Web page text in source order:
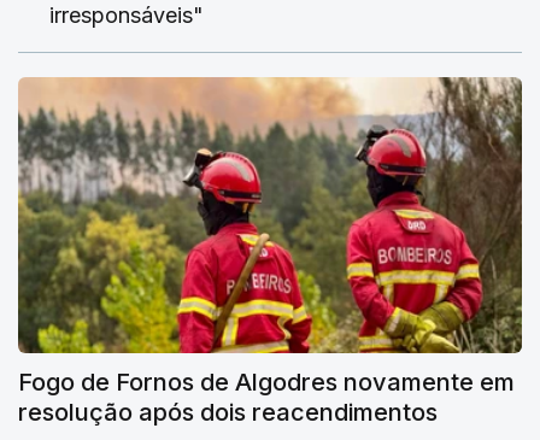
irresponsáveis"
Fogo de Fornos de Algodres novamente em
resolução após dois reacendimentos